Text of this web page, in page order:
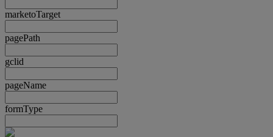
marketoTarget
pagePath
gclid
pageName
formType